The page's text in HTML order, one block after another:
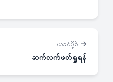
ယခင်ပို့စ်
ဆက်လက်ဖတ်ရှုရန်